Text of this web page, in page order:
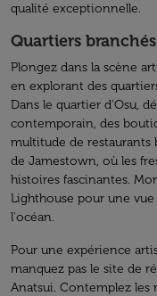
qualité exceptionnelle.
Quartiers branchés
Plongez dans la scène
en explorant des
Dans le quartier d'Osu,
contemporain, des
multitude de restaurants
de Jamestown, où les
histoires fascinantes.
Lighthouse pour une
l'océan.
Pour une expérience
manquez pas le site de
Anatsui. Contemplez les